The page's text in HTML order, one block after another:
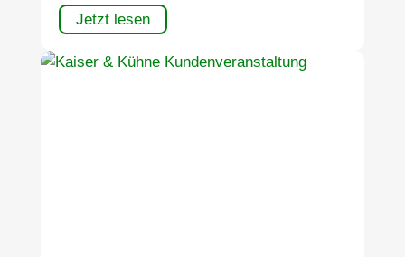
Jetzt lesen